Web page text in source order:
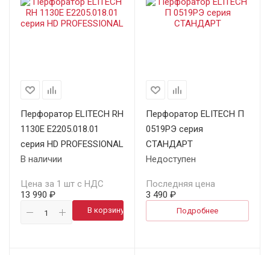
Перфоратор ELITECH RH
1130E E2205.018.01
серия HD PROFESSIONAL
В наличии
Цена за 1 шт с НДС
13 990 ₽
В корзину
Перфоратор ELITECH П
0519РЭ серия
СТАНДАРТ
Недоступен
Последняя цена
3 490 ₽
Подробнее